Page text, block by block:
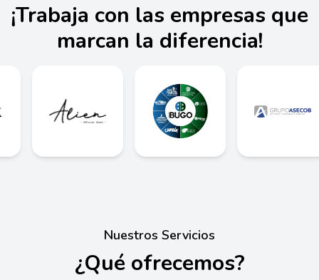
¡Trabaja con las empresas que
marcan la diferencia!
Nuestros Servicios
¿Qué ofrecemos?